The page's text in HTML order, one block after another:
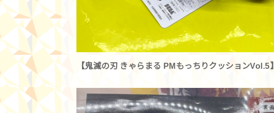
【鬼滅の刃 きゃらまる PMもっちりクッションVol.5】